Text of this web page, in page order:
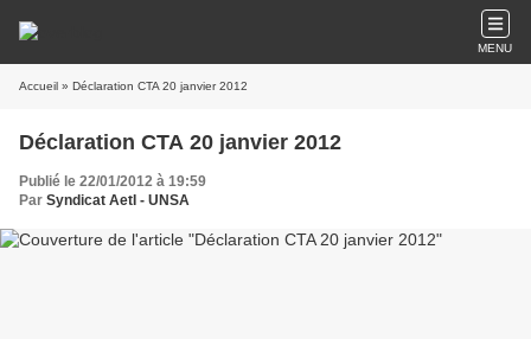
MENU
Accueil » Déclaration CTA 20 janvier 2012
Déclaration CTA 20 janvier 2012
Publié le 22/01/2012 à 19:59
Par Syndicat AetI - UNSA